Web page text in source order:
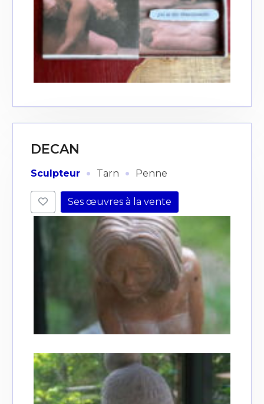
DECAN
Sculpteur · Tarn · Penne
Ses œuvres à la vente